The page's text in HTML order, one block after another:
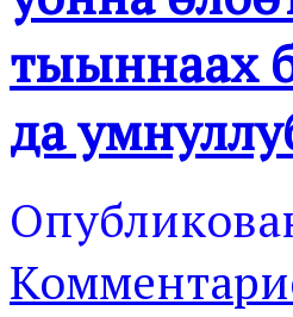
тыыннаах
да